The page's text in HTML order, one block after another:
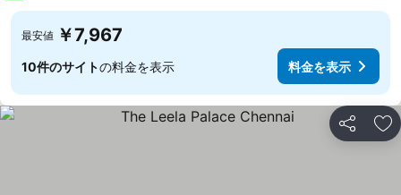
最安値 ￥7,967
10件のサイトの料金を表示 料金を表示
シェア お